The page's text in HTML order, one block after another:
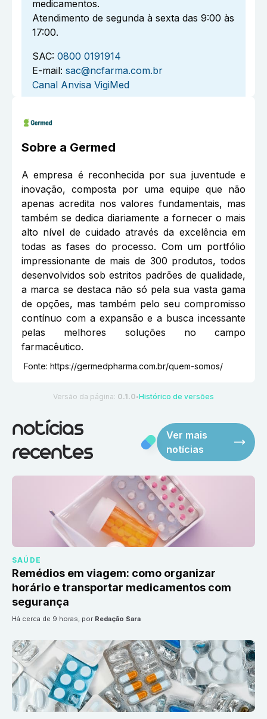
medicamentos.
Atendimento de segunda à sexta das 9:00 às
17:00.
SAC: 0800 0191914
E-mail: sac@ncfarma.com.br
Canal Anvisa VigiMed
Sobre a Germed
A empresa é reconhecida por sua juventude e
inovação, composta por uma equipe que não
apenas acredita nos valores fundamentais, mas
também se dedica diariamente a fornecer o mais
alto nível de cuidado através da excelência em
todas as fases do processo. Com um portfólio
impressionante de mais de 300 produtos, todos
desenvolvidos sob estritos padrões de qualidade,
a marca se destaca não só pela sua vasta gama
de opções, mas também pelo seu compromisso
contínuo com a expansão e a busca incessante
pelas melhores soluções no campo
farmacêutico.
Fonte: https://germedpharma.com.br/quem-somos/
Versão da página: 0.1.0 ●Histórico de versões
notícias
recentes
Ver mais
notícias
SAÚDE
Remédios em viagem: como organizar
horário e transportar medicamentos com
segurança
há cerca de 9 horas, por Redação Sara